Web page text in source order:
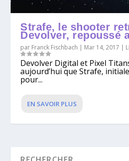
Strafe, le shooter
Devolver, repoussé
par Franck Fischbach | Mar 14, 2017 |
Devolver Digital et Pixel
aujourd’hui que Strafe,
pour...
EN SAVOIR PLUS